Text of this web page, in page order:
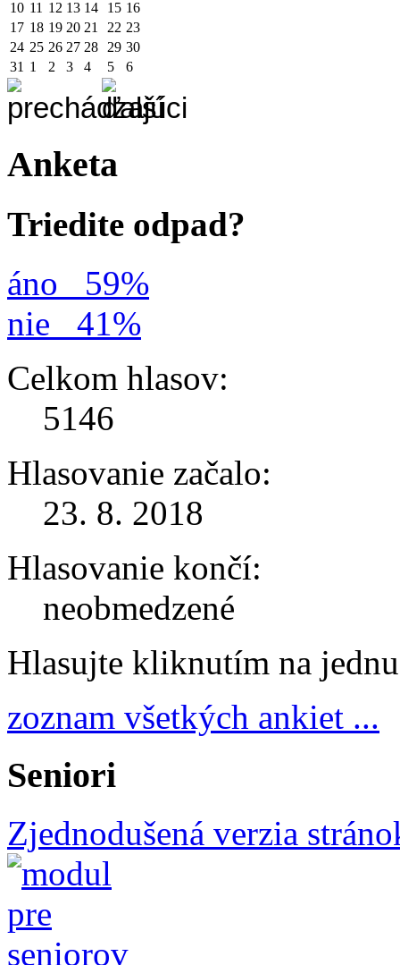
10 11 12 13 14 15 16
17 18 19 20 21 22 23
24 25 26 27 28 29 30
31 1 2 3 4 5 6
Anketa
Triedite odpad?
áno
59%
nie
41%
Celkom hlasov:
5146
Hlasovanie začalo:
23. 8. 2018
Hlasovanie končí:
neobmedzené
Hlasujte kliknutím na
zoznam všetkých ankiet ...
Seniori
Zjednodušená verzia